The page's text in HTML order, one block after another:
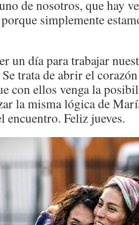
de nosotros, que hay
simplemente
un día para trabajar
trata de abrir el
con ellos venga la
la misma lógica de
encuentro. Feliz jueves.